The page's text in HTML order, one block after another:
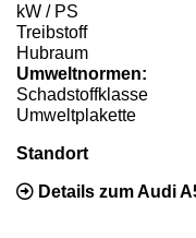
kW / PS
Treibstoff
Hubraum
Umweltnormen:
Schadstoffklasse
Umweltplakette
Standort
Details zum Audi